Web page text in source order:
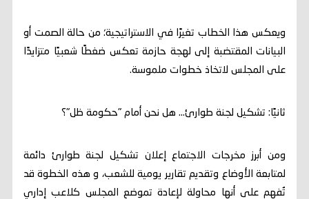
ويعكس هذا الخطاب تغيرًا في الاستراتيجية؛ من حالة الصمت أو
البيانات المقتضبة إلى لهجة حازمة تعكس ضغطًا شعبيًا متزايدًا
على المجلس لاتخاذ خطوات ملموسة.
ثانيًا: تشكيل لجنة طوارئ... هل نحن أمام "حكومة ظل"؟
ومن أبرز مخرجات الاجتماع إعلان تشكيل لجنة طوارئ دائمة
لمتابعة الأوضاع وتقديم تقارير يومية للشعب، و هذه الخطوة قد
تُفهم على أنها محاولة لإعادة تموضع المجلس كلاعب إداري